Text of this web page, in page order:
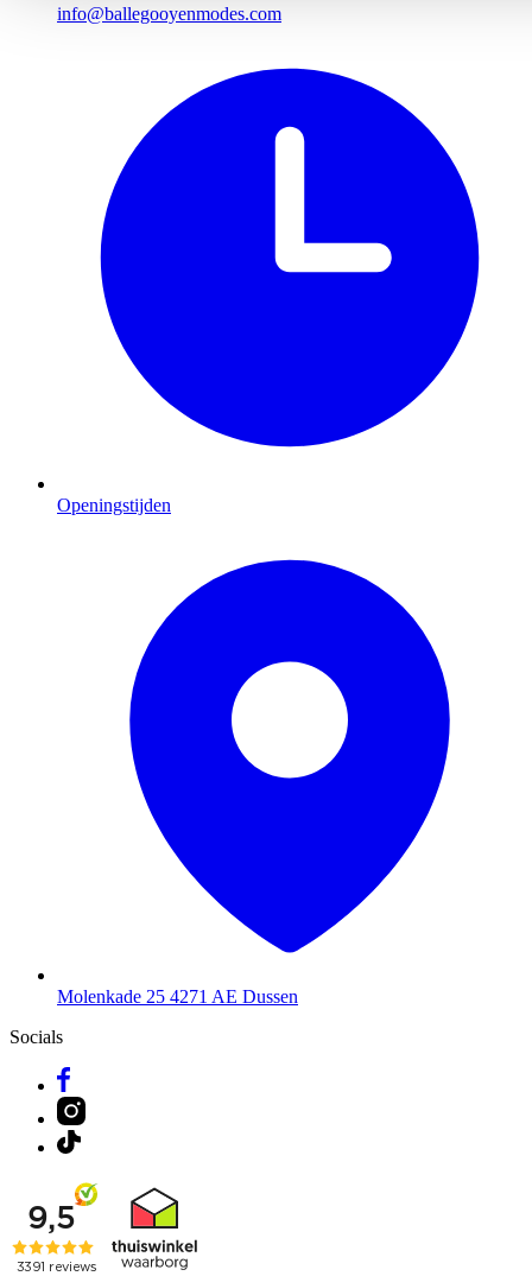
info@ballegooyenmodes.com
Openingstijden
Molenkade 25 4271 AE Dussen
Socials